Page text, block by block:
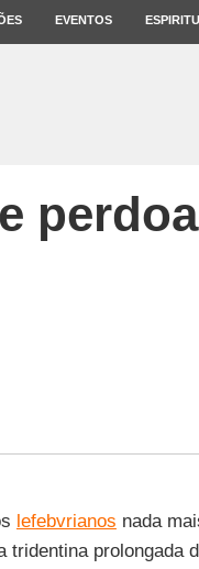
EVENTOS
lefebvrianos nada
tridentina prolongada